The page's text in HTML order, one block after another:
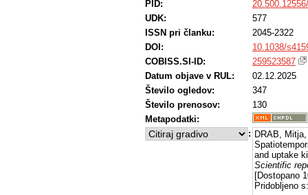
PID:
UDK:
577
ISSN pri članku:
2045-2322
DOI:
10.1038/
COBISS.SI-ID:
259523587
Datum objave v RUL:
02.12.2025
Število ogledov:
347
Število prenosov:
130
Metapodatki:
: DRAB,
and uptake
Scientific
[Dostopano
Pridobljeno